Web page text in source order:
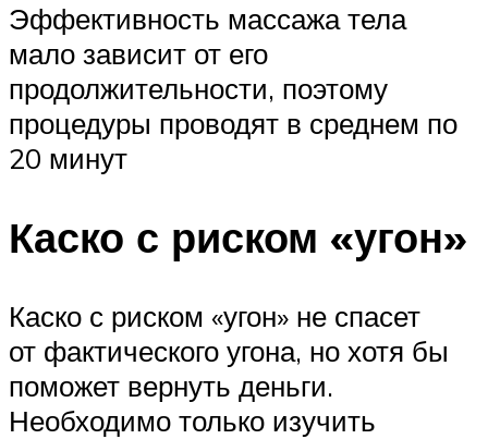
Эффективность массажа тела
мало зависит от его
продолжительности, поэтому
процедуры проводят в среднем по
20 минут
Каско с риском «угон»
Каско с риском «угон» не спасет
от фактического угона, но хотя бы
поможет вернуть деньги.
Необходимо только изучить